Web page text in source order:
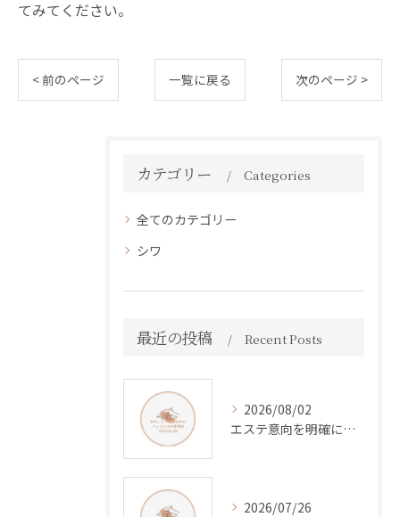
てみてください。
< 前のページ 一覧に戻る 次のページ >
カテゴリー Categories
全てのカテゴリー
シワ
最近の投稿 Recent Posts
2026/08/02
エステ意向を明確にして効果と満足度を高める賢い活用法を徹底解説
2026/07/26